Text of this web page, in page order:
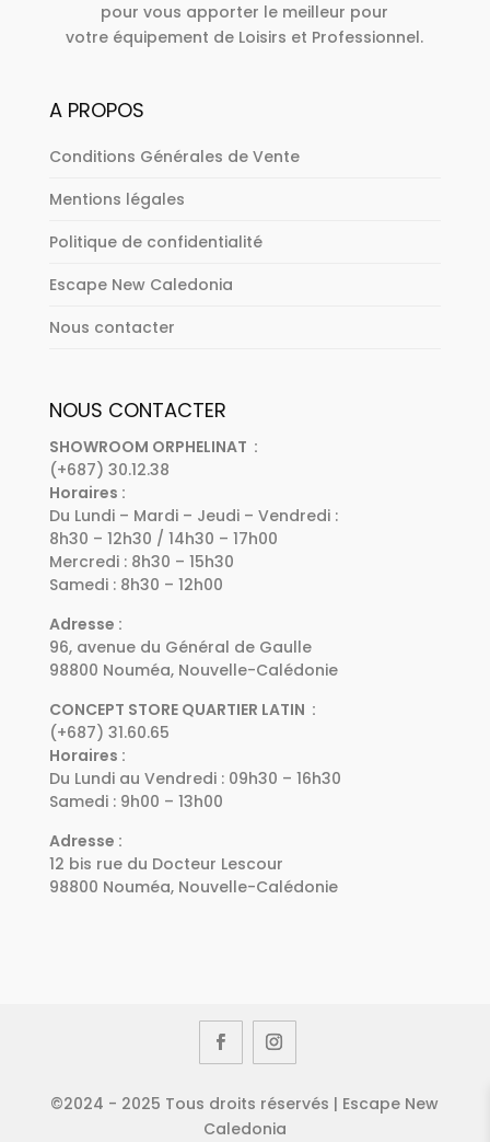
pour vous apporter le meilleur pour
votre équipement de Loisirs et Professionnel.
A PROPOS
Conditions Générales de Vente
Mentions légales
Politique de confidentialité
Escape New Caledonia
Nous contacter
NOUS CONTACTER
SHOWROOM ORPHELINAT :
(+687) 30.12.38
Horaires :
Du Lundi – Mardi – Jeudi – Vendredi :
8h30 – 12h30 / 14h30 – 17h00
Mercredi : 8h30 – 15h30
Samedi : 8h30 – 12h00
Adresse :
96, avenue du Général de Gaulle
98800 Nouméa, Nouvelle-Calédonie
CONCEPT STORE QUARTIER LATIN :
(+687) 31.60.65
Horaires :
Du Lundi au Vendredi : 09h30 – 16h30
Samedi : 9h00 – 13h00
Adresse :
12 bis rue du Docteur Lescour
98800 Nouméa, Nouvelle-Calédonie
©2024 - 2025 Tous droits réservés | Escape New
Caledonia